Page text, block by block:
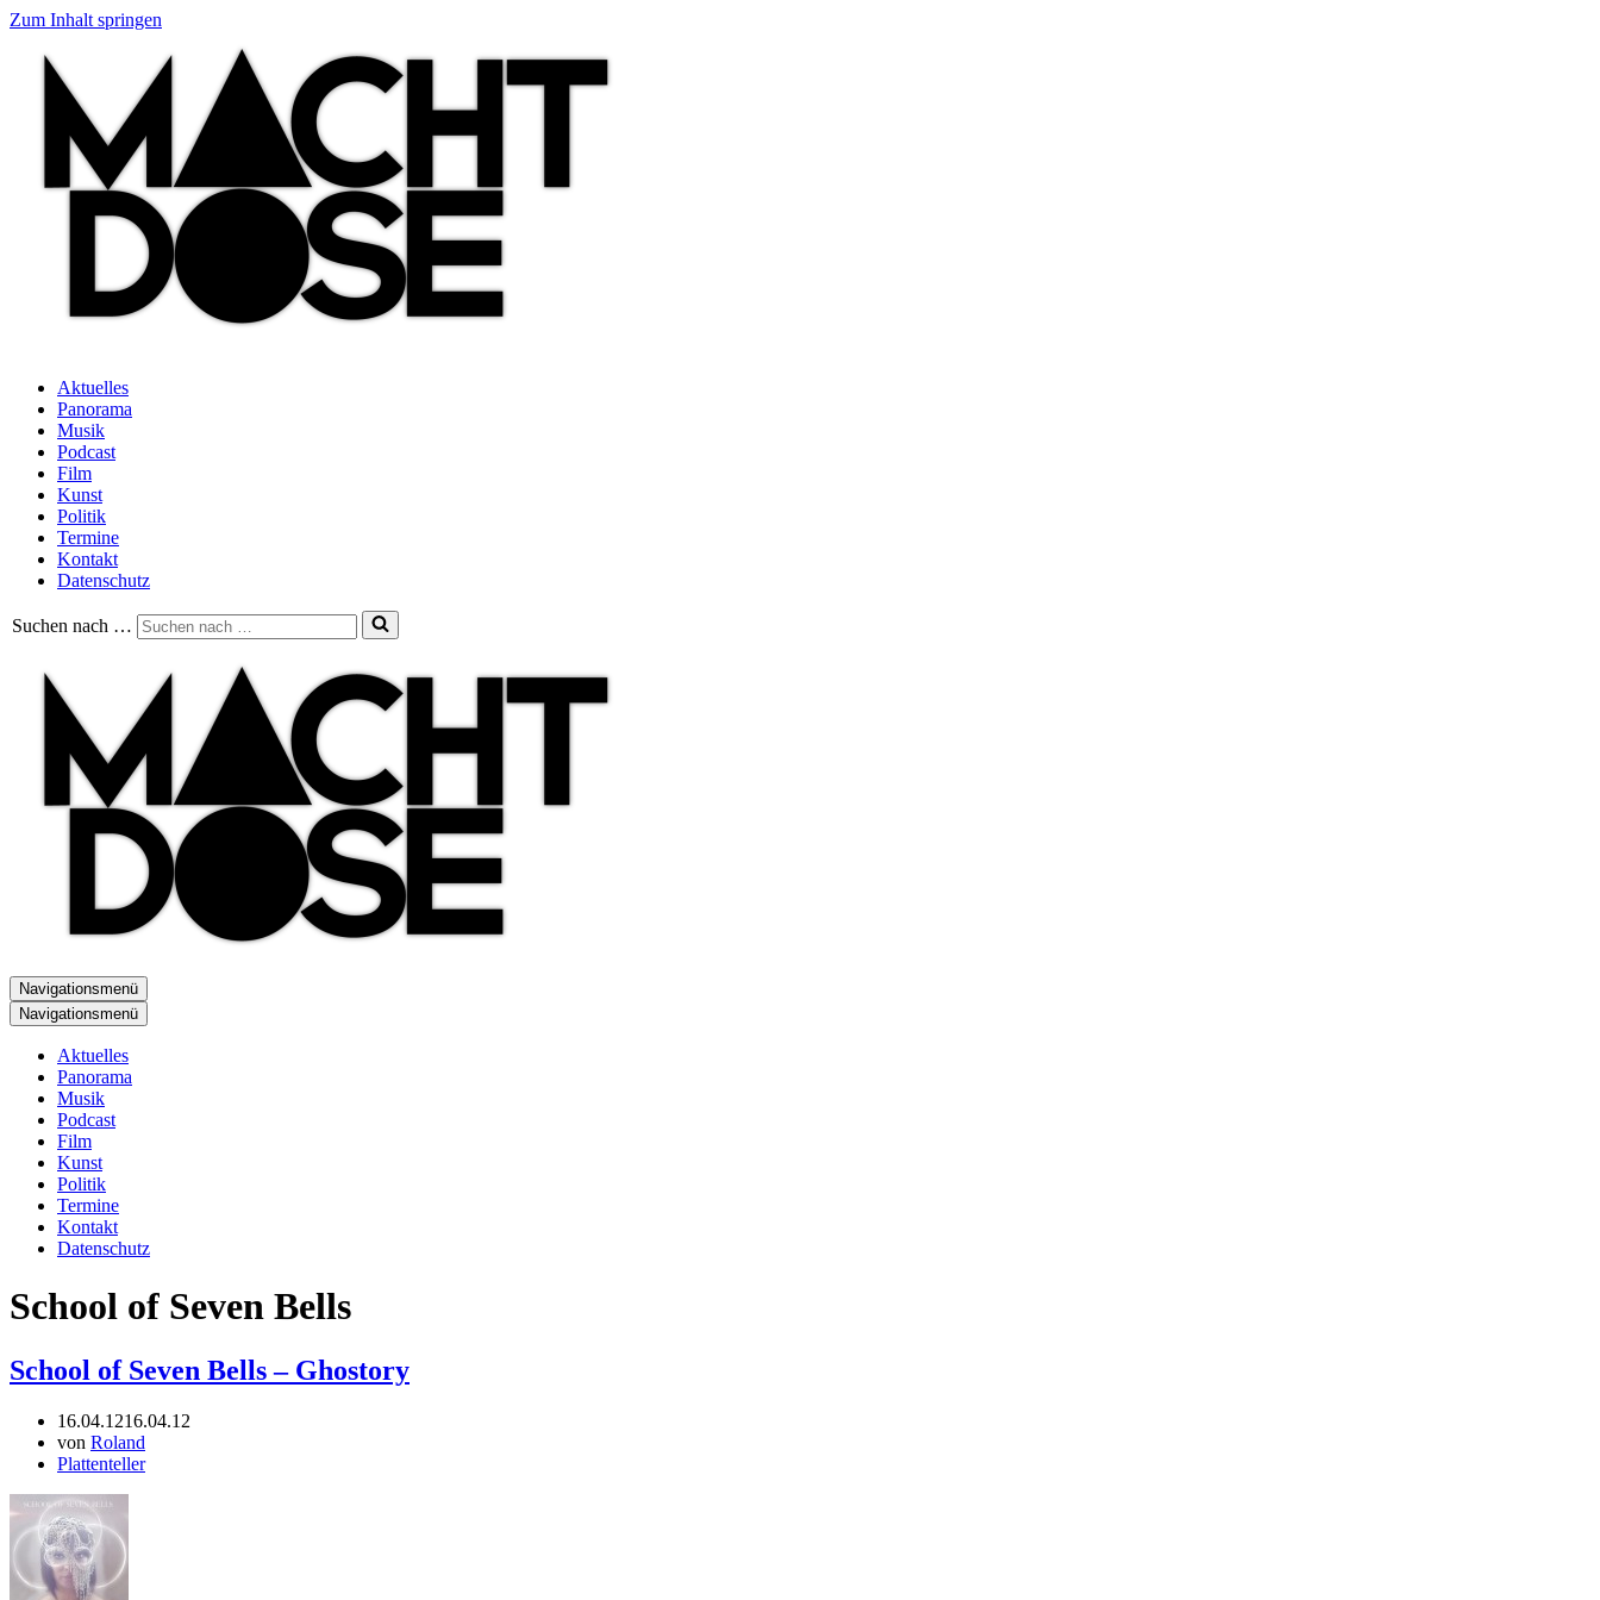
Zum Inhalt springen
Aktuelles
Panorama
Musik
Podcast
Film
Kunst
Politik
Termine
Kontakt
Datenschutz
Suchen nach …
Navigationsmenü
Navigationsmenü
Aktuelles
Panorama
Musik
Podcast
Film
Kunst
Politik
Termine
Kontakt
Datenschutz
School of Seven Bells
School of Seven Bells – Ghostory
16.04.1216.04.12
von Roland
Plattenteller